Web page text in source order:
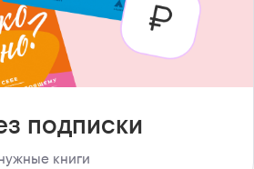
подписки
книги